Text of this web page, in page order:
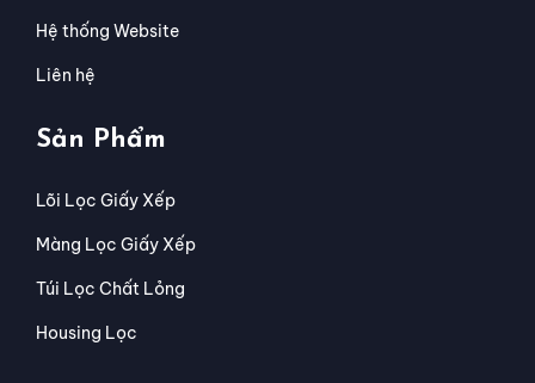
Hệ thống Website
Liên hệ
Sản Phẩm
Lõi Lọc Giấy Xếp
Màng Lọc Giấy Xếp
Túi Lọc Chất Lỏng
Housing Lọc